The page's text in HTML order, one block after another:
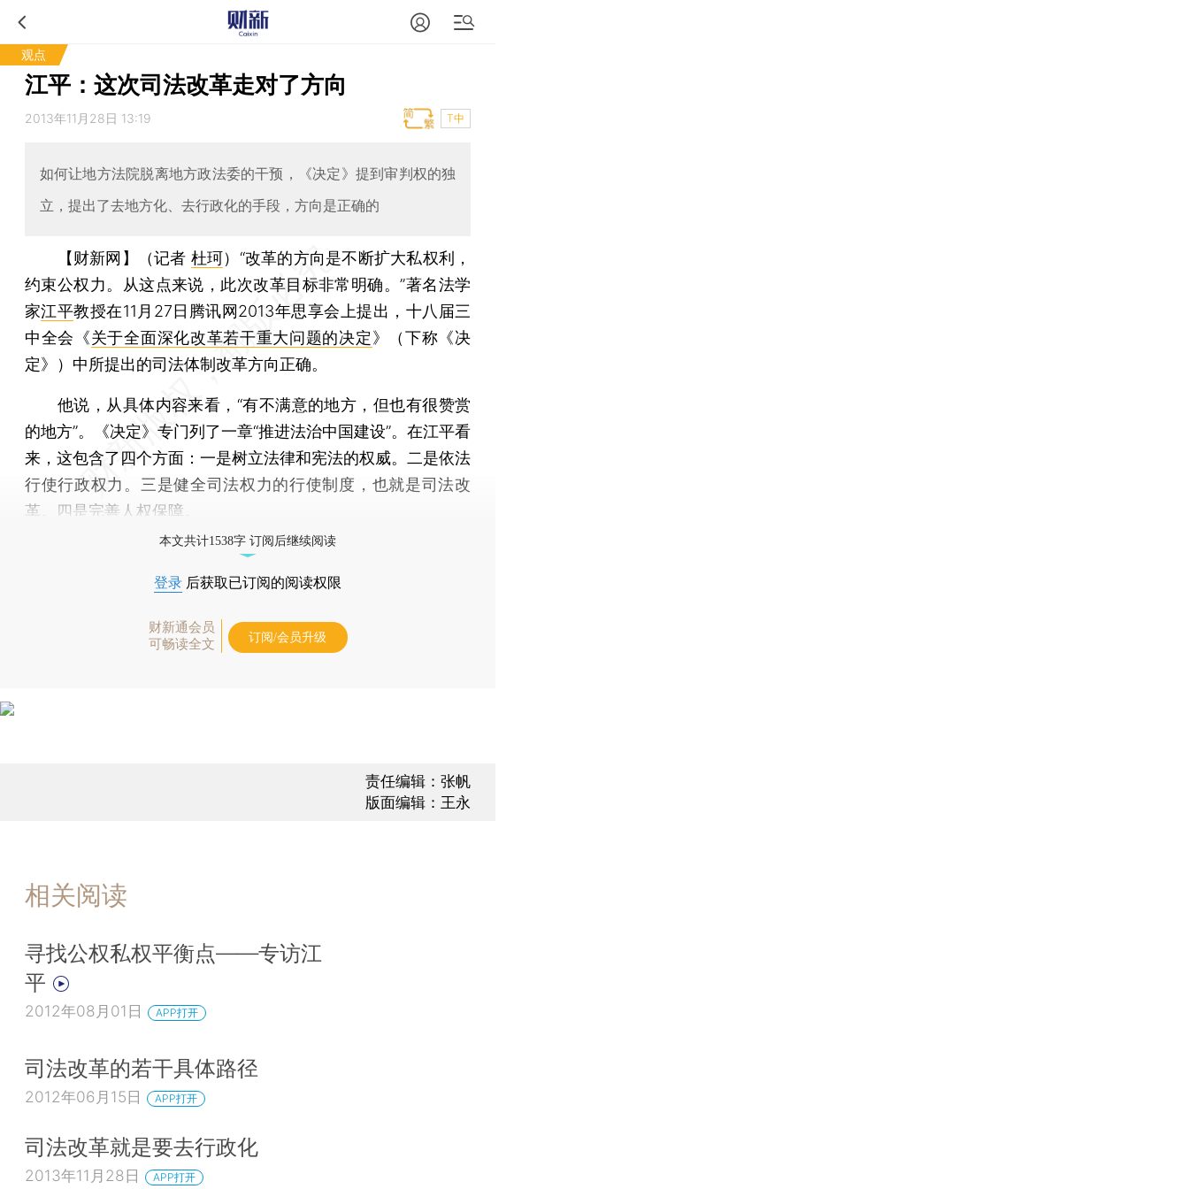
观点
江平：这次司法改革走对了方向
2013年11月28日 13:19 T中
如何让地方法院脱离地方政法委的干预，《决定》提到审判权的独
立，提出了去地方化、去行政化的手段，方向是正确的
【财新网】（记者 杜珂） “改革的方向是不断扩大私权利，
约束公权力。从这点来说，此次改革目标非常明确。”著名法学
家江平教授在11月27日腾讯网2013年思享会上提出，十八届三
中全会《关于全面深化改革若干重大问题的决定》（下称《决
定》）中所提出的司法体制改革方向正确。
他说，从具体内容来看，“有不满意的地方，但也有很赞赏
的地方”。《决定》专门列了一章“推进法治中国建设”。在江平看
来，这包含了四个方面：一是树立法律和宪法的权威。二是依法
行使行政权力。三是健全司法权力的行使制度，也就是司法改
革。四是完善人权保障。
本文共计1538字 订阅后继续阅读
登录 后获取已订阅的阅读权限
财新通会员
可畅读全文
订阅/会员升级
责任编辑：张帆
版面编辑：王永
相关阅读
寻找公权私权平衡点——专访江
平
2012年08月01日 APP打开
司法改革的若干具体路径
2012年06月15日 APP打开
司法改革就是要去行政化
2013年11月28日 APP打开